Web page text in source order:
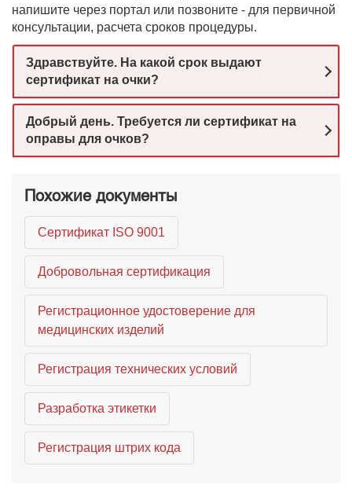
напишите через портал или позвоните - для первичной
консультации, расчета сроков процедуры.
Здравствуйте. На какой срок выдают
сертификат на очки?
Добрый день. Требуется ли сертификат на
оправы для очков?
Похожие документы
Сертификат ISO 9001
Добровольная сертификация
Регистрационное удостоверение для
медицинских изделий
Регистрация технических условий
Разработка этикетки
Регистрация штрих кода